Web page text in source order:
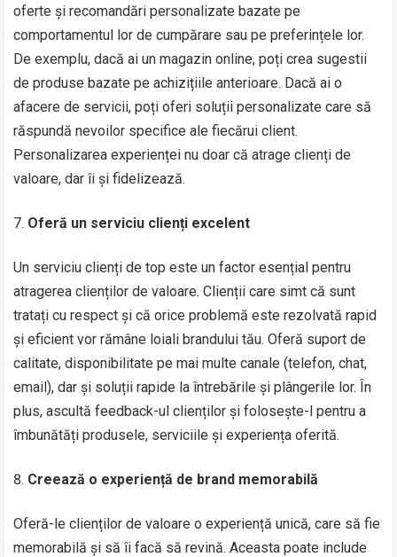
oferte și recomandări personalizate bazate pe
comportamentul lor de cumpărare sau pe preferințele lor.
De exemplu, dacă ai un magazin online, poți crea sugestii
de produse bazate pe achizițiile anterioare. Dacă ai o
afacere de servicii, poți oferi soluții personalizate care să
răspundă nevoilor specifice ale fiecărui client.
Personalizarea experienței nu doar că atrage clienți de
valoare, dar îi și fidelizează.
Oferă un serviciu clienți excelent
Un serviciu clienți de top este un factor esențial pentru
atragerea clienților de valoare. Clienții care simt că sunt
tratați cu respect și că orice problemă este rezolvată rapid
și eficient vor rămâne loiali brandului tău. Oferă suport de
calitate, disponibilitate pe mai multe canale (telefon, chat,
email), dar și soluții rapide la întrebările și plângerile lor. În
plus, ascultă feedback-ul clienților și folosește-l pentru a
îmbunătăți produsele, serviciile și experiența oferită.
Creează o experiență de brand memorabilă
Oferă-le clienților de valoare o experiență unică, care să fie
memorabilă și să îi facă să revină. Aceasta poate include